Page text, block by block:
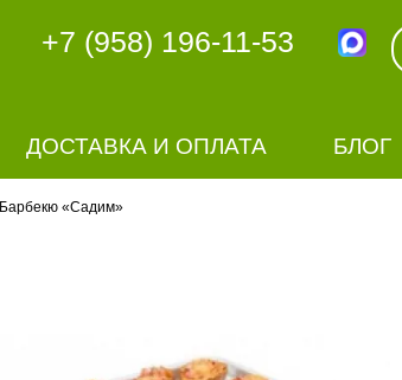
+7 (958) 196-11-53
ДОСТАВКА И ОПЛАТА БЛОГ
Барбекю «Садим»